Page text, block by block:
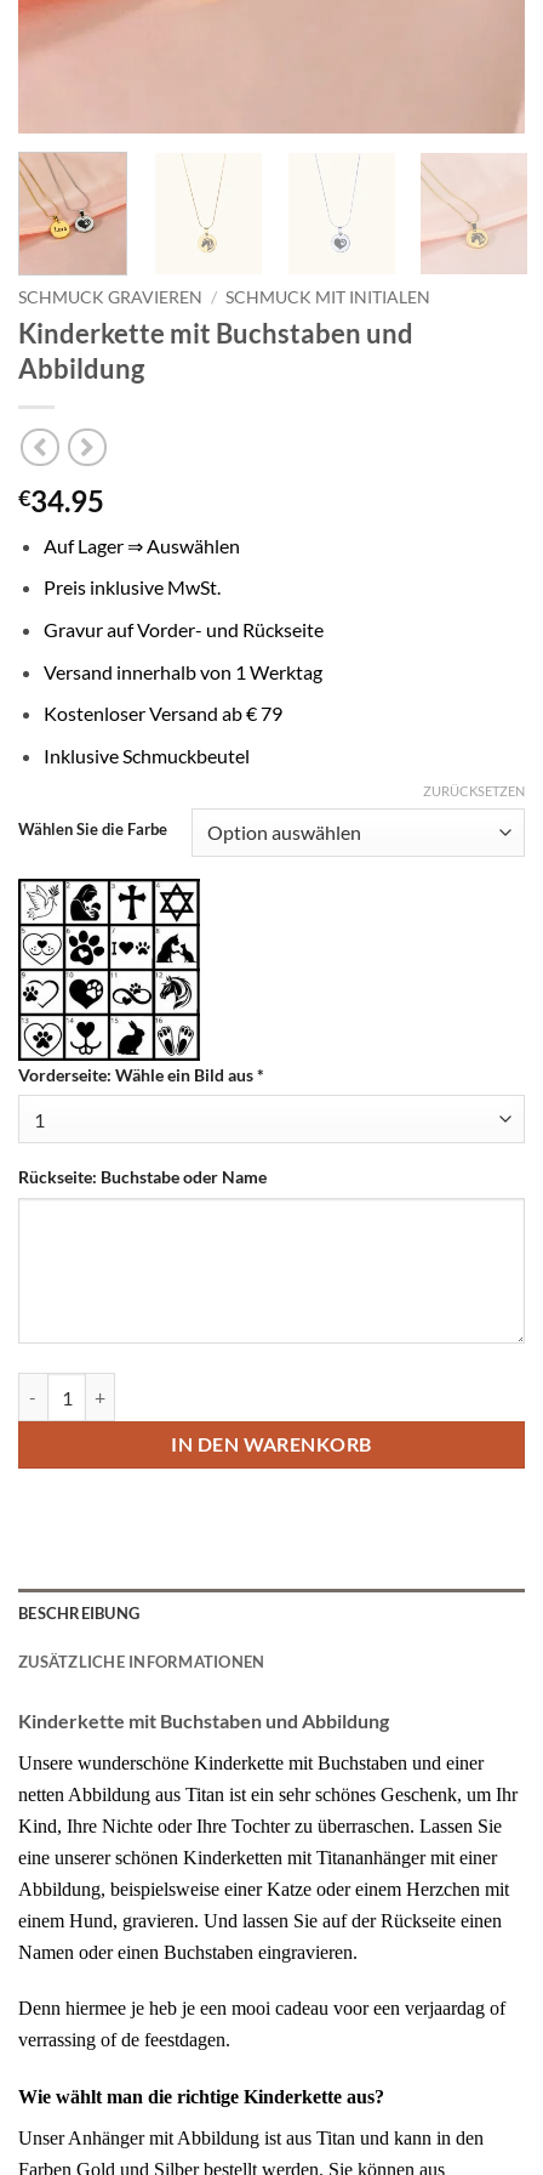
SCHMUCK GRAVIEREN / SCHMUCK MIT INITIALEN
Kinderkette mit Buchstaben und
Abbildung
€34.95
Auf Lager ⇒ Auswählen
Preis inklusive MwSt.
Gravur auf Vorder- und Rückseite
Versand innerhalb von 1 Werktag
Kostenloser Versand ab € 79
Inklusive Schmuckbeutel
Wählen Sie die Farbe
ZURÜCKSETZEN
Vorderseite: Wähle ein Bild aus*
Rückseite: Buchstabe oder Name
IN DEN WARENKORB
BESCHREIBUNG
ZUSÄTZLICHE INFORMATIONEN
Kinderkette mit Buchstaben und Abbildung
Unsere wunderschöne Kinderkette mit Buchstaben und einer
netten Abbildung aus Titan ist ein sehr schönes Geschenk, um Ihr
Kind, Ihre Nichte oder Ihre Tochter zu überraschen. Lassen Sie
eine unserer schönen Kinderketten mit Titananhänger mit einer
Abbildung, beispielsweise einer Katze oder einem Herzchen mit
einem Hund, gravieren. Und lassen Sie auf der Rückseite einen
Namen oder einen Buchstaben eingravieren.
Denn hiermee je heb je een mooi cadeau voor een verjaardag of
verrassing of de feestdagen.
Wie wählt man die richtige Kinderkette aus?
Unser Anhänger mit Abbildung ist aus Titan und kann in den
Farben Gold und Silber bestellt werden. Sie können aus